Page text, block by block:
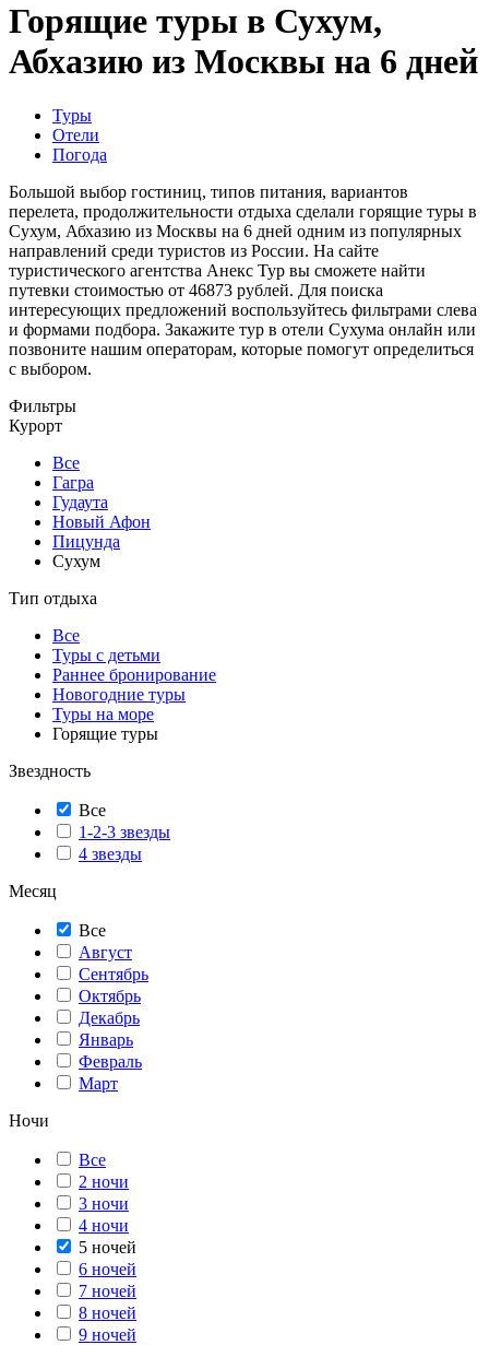
Горящие туры в Сухум,
Абхазию из Москвы на 6 дней
Туры
Отели
Погода
Большой выбор гостиниц, типов питания, вариантов
перелета, продолжительности отдыха сделали горящие туры в
Сухум, Абхазию из Москвы на 6 дней одним из популярных
направлений среди туристов из России. На сайте
туристического агентства Анекс Тур вы сможете найти
путевки стоимостью от 46873 рублей. Для поиска
интересующих предложений воспользуйтесь фильтрами слева
и формами подбора. Закажите тур в отели Сухума онлайн или
позвоните нашим операторам, которые помогут определиться
с выбором.
Фильтры
Курорт
Все
Гагра
Гудаута
Новый Афон
Пицунда
Сухум
Тип отдыха
Все
Туры с детьми
Раннее бронирование
Новогодние туры
Туры на море
Горящие туры
Звездность
Все
1-2-3 звезды
4 звезды
Месяц
Все
Август
Сентябрь
Октябрь
Декабрь
Январь
Февраль
Март
Ночи
Все
2 ночи
3 ночи
4 ночи
5 ночей
6 ночей
7 ночей
8 ночей
9 ночей